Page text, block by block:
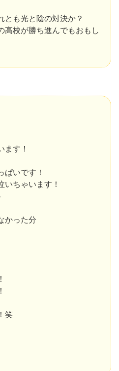
とも光と陰の対決か？
高校が勝ち進んでもおもし
ます！
ぱいです！
いちゃいます！
かった分
笑